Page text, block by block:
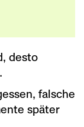
desto
falsche
später